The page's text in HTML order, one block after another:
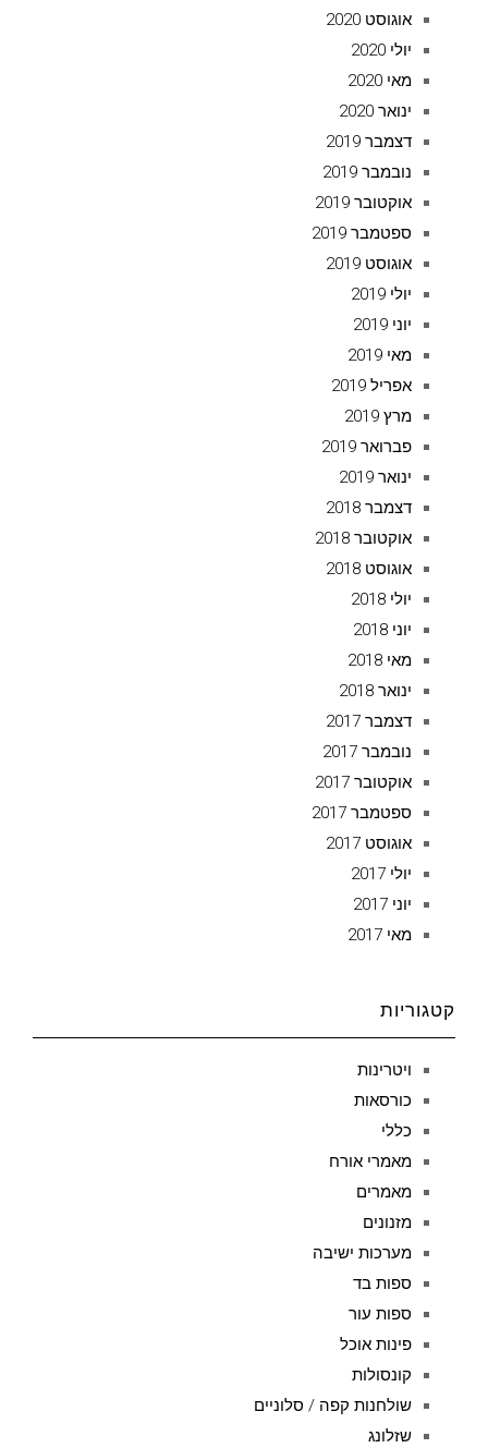
אוגוסט 2020
יולי 2020
מאי 2020
ינואר 2020
דצמבר 2019
נובמבר 2019
אוקטובר 2019
ספטמבר 2019
אוגוסט 2019
יולי 2019
יוני 2019
מאי 2019
אפריל 2019
מרץ 2019
פברואר 2019
ינואר 2019
דצמבר 2018
אוקטובר 2018
אוגוסט 2018
יולי 2018
יוני 2018
מאי 2018
ינואר 2018
דצמבר 2017
נובמבר 2017
אוקטובר 2017
ספטמבר 2017
אוגוסט 2017
יולי 2017
יוני 2017
מאי 2017
קטגוריות
ויטרינות
כורסאות
כללי
מאמרי אורח
מאמרים
מזנונים
מערכות ישיבה
ספות בד
ספות עור
פינות אוכל
קונסולות
שולחנות קפה / סלוניים
שזלונג